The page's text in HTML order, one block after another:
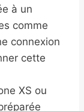
à un
comme
connexion
cette
XS ou